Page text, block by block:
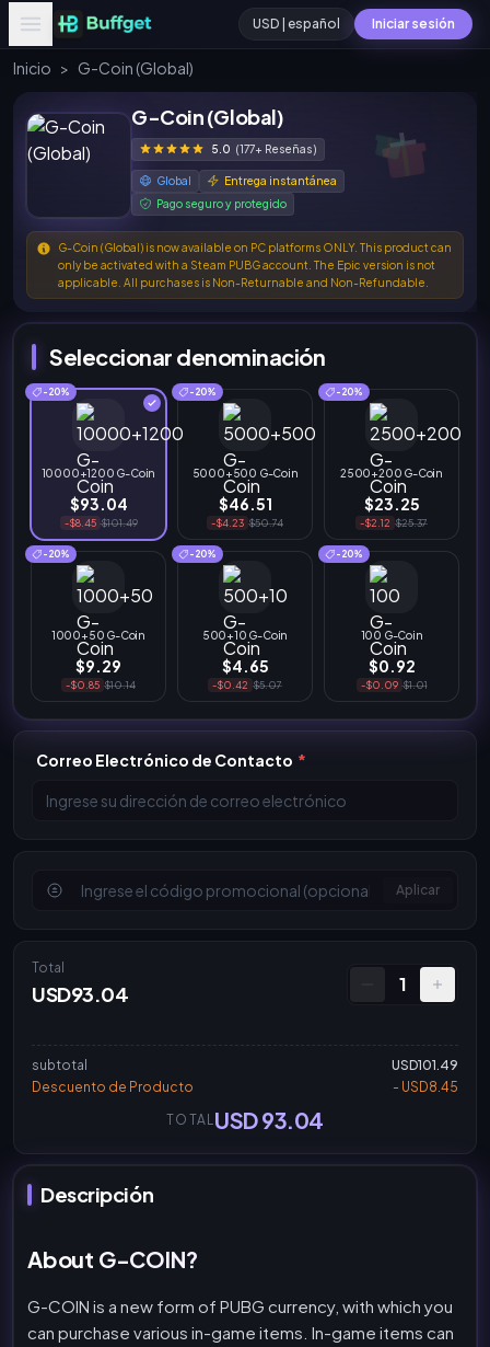
USD | español Iniciar sesión
Inicio > G-Coin (Global)
G-Coin (Global)
5.0 (177+ Reseñas)
Global
Entrega instantánea
Pago seguro y protegido
G-Coin (Global) is now available on PC platforms ONLY. This product can
only be activated with a Steam PUBG account. The Epic version is not
applicable. All purchases is Non-Returnable and Non-Refundable.
Seleccionar denominación
-20%
10000+1200 G-Coin
$93.04
-$8.45 $101.49
-20%
5000+500 G-Coin
$46.51
-$4.23 $50.74
-20%
2500+200 G-Coin
$23.25
-$2.12 $25.37
-20%
1000+50 G-Coin
$9.29
-$0.85 $10.14
-20%
500+10 G-Coin
$4.65
-$0.42 $5.07
-20%
100 G-Coin
$0.92
-$0.09 $1.01
Correo Electrónico de Contacto *
Aplicar
Total
USD93.04 1
subtotal
USD101.49
Descuento de Producto
- USD8.45
TOTAL USD 93.04
Descripción
About G-COIN?
G-COIN is a new form of PUBG currency, with which you
can purchase various in-game items. In-game items can